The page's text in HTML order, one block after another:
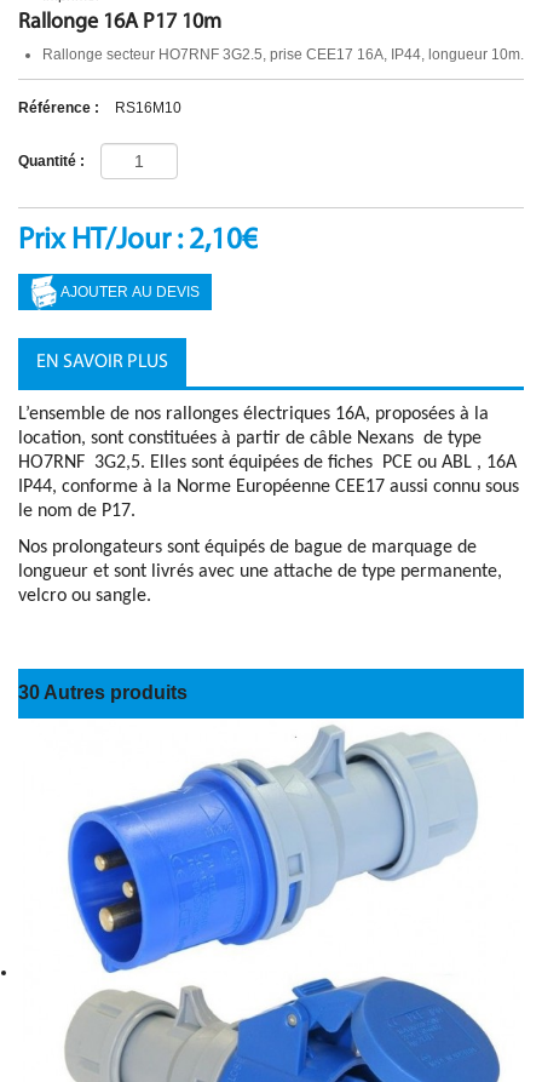
Rallonge 16A P17 10m
Rallonge secteur HO7RNF 3G2.5, prise CEE17 16A, IP44, longueur 10m.
Référence : RS16M10
Quantité :
Prix HT/Jour : 2,10€
EN SAVOIR PLUS
L’ensemble de nos rallonges électriques 16A, proposées à la
location, sont constituées à partir de câble Nexans de type
HO7RNF 3G2,5. Elles sont équipées de fiches PCE ou ABL , 16A
IP44, conforme à la Norme Européenne CEE17 aussi connu sous
le nom de P17.
Nos prolongateurs sont équipés de bague de marquage de
longueur et sont livrés avec une attache de type permanente,
velcro ou sangle.
30 Autres produits